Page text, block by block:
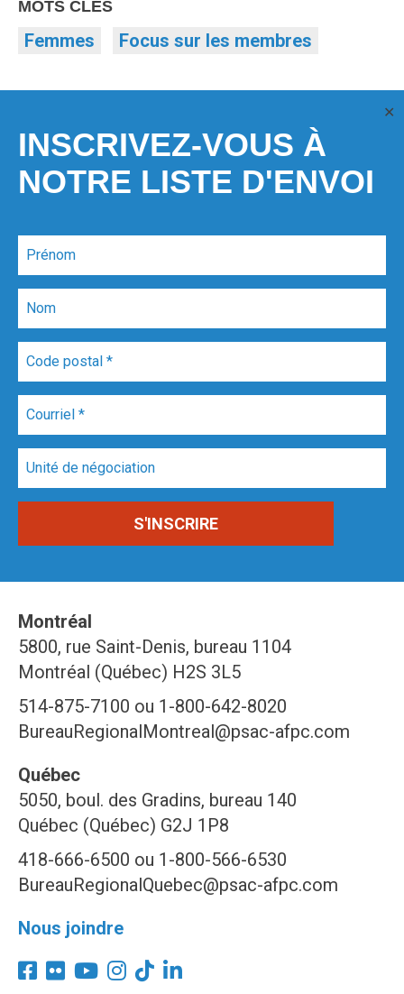
✕
MOTS CLÉS
Femmes Focus sur les membres
INSCRIVEZ-VOUS À
NOTRE LISTE D'ENVOI
Montréal
5800, rue Saint-Denis, bureau 1104
Montréal (Québec) H2S 3L5
514-875-7100 ou 1-800-642-8020
BureauRegionalMontreal@psac-afpc.com
Québec
5050, boul. des Gradins, bureau 140
Québec (Québec) G2J 1P8
418-666-6500 ou 1-800-566-6530
BureauRegionalQuebec@psac-afpc.com
Nous joindre